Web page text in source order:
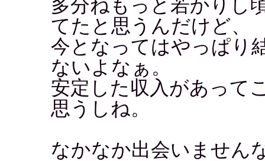
多分ねもっと若かりし
てたと思うんだけど、
今となってはやっぱり
ないよなぁ。
安定した収入があって
思うしね。
なかなか出会いません